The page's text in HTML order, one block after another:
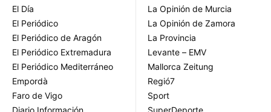
El Día
El Periódico
El Periódico de Aragón
El Periódico Extremadura
El Periódico Mediterráneo
Empordà
Faro de Vigo
Diario Información
La Opinión de Murcia
La Opinión de Zamora
La Provincia
Levante – EMV
Mallorca Zeitung
Regió7
Sport
SuperDeporte